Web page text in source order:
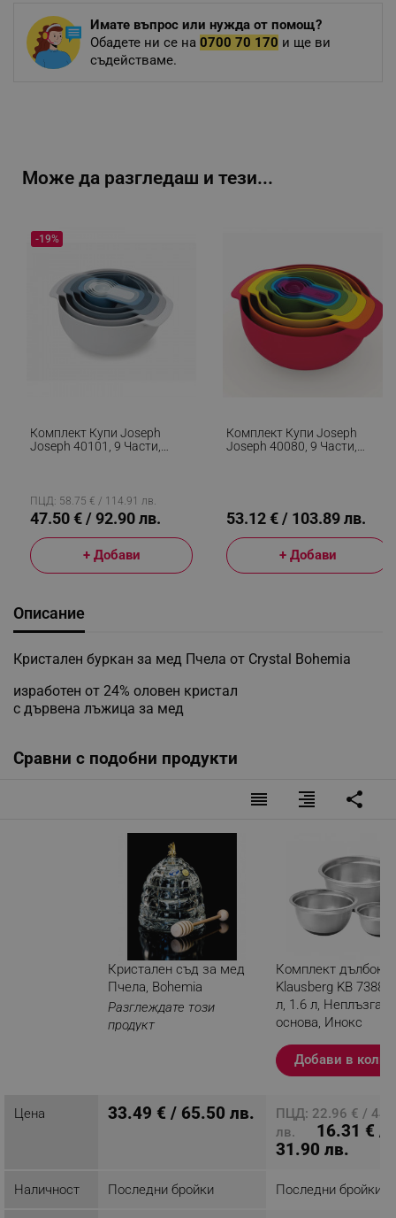
Имате въпрос или нужда от помощ?
Обадете ни се на 0700 70 170 и ще ви
съдействаме.
Може да разгледаш и тези...
Комплект Купи Joseph
Joseph 40101, 9 Части,
-19%
ПЦД: 58.75 € / 114.91 лв.
47.50 € / 92.90 лв.
+ Добави
Комплект Купи Joseph
Joseph 40080, 9 Части,
53.12 € / 103.89 лв.
+ Добави
Описание
Кристален буркан за мед Пчела от Crystal Bohemia
изработен от 24% оловен кристал
с дървена лъжица за мед
Сравни с подобни продукти
reorder format_align_right share
Кристален съд за мед
Пчела, Bohemia
Разглеждате този
продукт
Комплект дълбоки
Klausberg KB 7388,
л, 1.6 л,
основа, Инокс
Добави в
Цена 33.49 € / 65.50 лв.
ПЦД: 22.96 € /
лв.
16.31 € /
31.90 лв.
Наличност Последни бройки Последни бройки